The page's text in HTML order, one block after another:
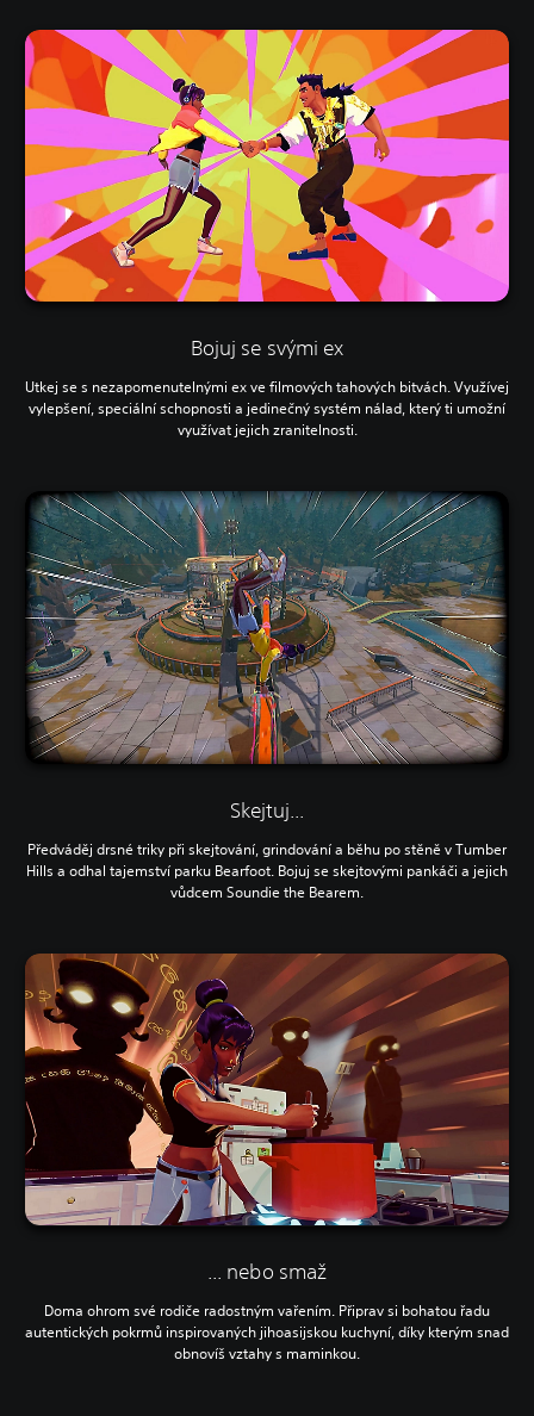
Bojuj se svými ex
Utkej se s nezapomenutelnými ex ve filmových tahových bitvách. Využívej
vylepšení, speciální schopnosti a jedinečný systém nálad, který ti umožní
využívat jejich zranitelnosti.
Skejtuj...
Předváděj drsné triky při skejtování, grindování a běhu po stěně v Tumber
Hills a odhal tajemství parku Bearfoot. Bojuj se skejtovými pankáči a jejich
vůdcem Soundie the Bearem.
... nebo smaž
Doma ohrom své rodiče radostným vařením. Připrav si bohatou řadu
autentických pokrmů inspirovaných jihoasijskou kuchyní, díky kterým snad
obnovíš vztahy s maminkou.